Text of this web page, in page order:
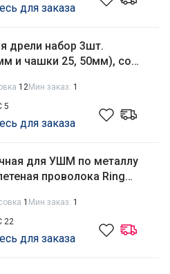
для заказа
дрели набор 3шт.
и чашки 25, 50мм), со
12Мин заказ: 1
5
для заказа
для УШМ по металлу
проволока Ring
1 Мин заказ: 1
22
для заказа